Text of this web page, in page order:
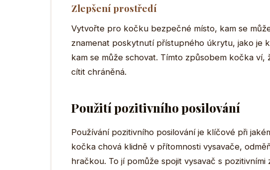
Zlepšení prostředí
Vytvořte pro kočku bezpečné místo, kam se
znamenat poskytnutí přístupného úkrytu, jako je
kam se může schovat. Tímto způsobem kočka
cítit chráněná.
Použití pozitivního posilování
Používání pozitivního posilování je klíčové při
kočka chová klidně v přítomnosti vysavače,
hračkou. To jí pomůže spojit vysavač s